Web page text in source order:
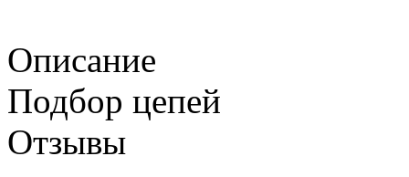
Описание
Подбор цепей
Отзывы